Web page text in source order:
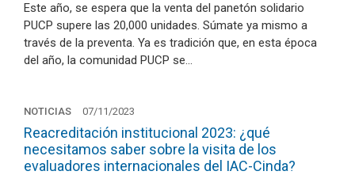
Este año, se espera que la venta del panetón solidario
PUCP supere las 20,000 unidades. Súmate ya mismo a
través de la preventa. Ya es tradición que, en esta época
del año, la comunidad PUCP se…
NOTICIAS 07/11/2023
Reacreditación institucional 2023: ¿qué
necesitamos saber sobre la visita de los
evaluadores internacionales del IAC-Cinda?